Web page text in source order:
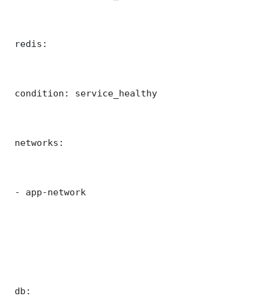
redis:
condition: service_healthy
networks:
- app-network
db: